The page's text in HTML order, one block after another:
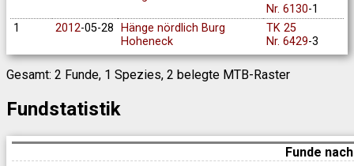
Nr. 6130-1
1
2012-05-28
Hänge nördlich Burg
Hoheneck
TK 25
Nr. 6429-3
Gesamt: 2 Funde, 1 Spezies, 2 belegte MTB-Raster
Fundstatistik
Funde